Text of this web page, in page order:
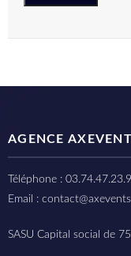
AGENCE
Téléphone :
Email :
SASU Capital social de